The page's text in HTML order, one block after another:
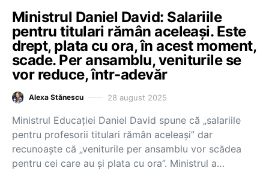
Ministrul Daniel David: Salariile
pentru titulari rămân aceleași. Este
drept, plata cu ora, în acest moment,
scade. Per ansamblu, veniturile se
vor reduce, într-adevăr
Alexa Stănescu 28 august 2025
Ministrul Educației Daniel David spune că „salariile
pentru profesorii titulari rămân aceleași” dar
recunoaște că „veniturile per ansamblu vor scădea
pentru cei care au și plata cu ora”. Ministrul a…